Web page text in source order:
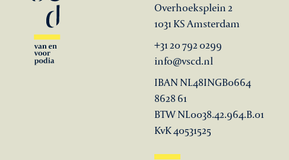
Overhoeksplein 2
1031 KS Amsterdam
+31 20 792 0299
info@vscd.nl
IBAN NL48INGB0664
8628 61
BTW NL0038.42.964.B.01
KvK 40531525